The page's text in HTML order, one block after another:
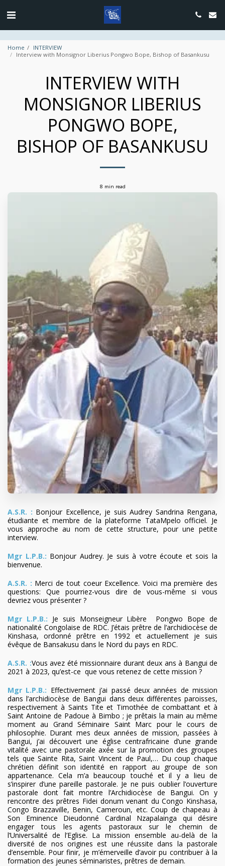
google.com, pub-4889604885818732, DIRECT, f08c47fec0942fa0
Home
INTERVIEW
Interview with Monsignor Liberius Pongwo Bope, Bishop of Basankusu
INTERVIEW WITH
MONSIGNOR LIBERIUS
PONGWO BOPE,
BISHOP OF BASANKUSU
8 min read
A.S.R. : Bonjour Excellence, je suis Audrey Sandrina Rengana,
étudiante et membre de la plateforme TataMpelo officiel. Je
vous approche au nom de cette structure, pour une petite
interview.
Mgr L.P.B.: Bonjour Audrey. Je suis à votre écoute et sois la
bienvenue.
A.S.R. : Merci de tout coeur Excellence. Voici ma première des
questions: Que pourriez-vous dire de vous-même si vous
devriez vous présenter ?
Mgr L.P.B.: Je suis Monseigneur Libère Pongwo Bope de
nationalité Congolaise de RDC. J’étais prêtre de l’archidiocèse de
Kinshasa, ordonné prêtre en 1992 et actuellement je suis
évêque de Bansakusu dans le Nord du pays en RDC.
A.S.R. :Vous avez été missionnaire durant deux ans à Bangui de
2021 à 2023, qu’est-ce que vous retenez de cette mission ?
Mgr L.P.B.: Effectivement j’ai passé deux années de mission
dans l’archidiocèse de Bangui dans deux différentes paroisses,
respectivement à Saints Tite et Timothée de combattant et à
Saint Antoine de Padoue à Bimbo ; je prêtais la main au même
moment au Grand Séminaire Saint Marc pour le cours de
philosophie. Durant mes deux années de mission, passées à
Bangui, j’ai découvert une église centrafricaine d’une grande
vitalité avec une pastorale axée sur la promotion des groupes
tels que Sainte Rita, Saint Vincent de Paul,… Du coup chaque
chrétien définit son identité en rapport au groupe de son
appartenance. Cela m’a beaucoup touché et il y a lieu de
s’inspirer d’une pareille pastorale. Je ne puis oublier l’ouverture
pastorale dont fait montre l’Archidiocèse de Bangui. On y
rencontre des prêtres Fidei donum venant du Congo Kinshasa,
Congo Brazzaville, Benin, Cameroun, etc. Coup de chapeau à
Son Eminence Dieudonné Cardinal Nzapalainga qui désire
engager tous les agents pastoraux sur le chemin de
l’Universalité de l’Eglise. La mission ensemble au-delà de la
diversité de nos origines est une réussite dans la pastorale
d’ensemble. Pour finir, je m’émerveille d’avoir pu contribuer à la
formation des jeunes séminaristes, prêtres de demain.